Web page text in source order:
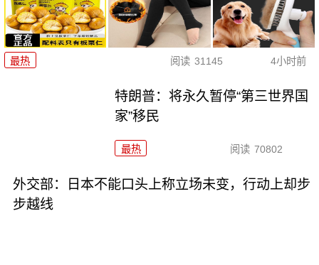
最热 阅读 31145 4小时前
特朗普：将永久暂停“第三世界国
家”移民
最热 阅读 70802
外交部：日本不能口头上称立场未变，行动上却步
步越线